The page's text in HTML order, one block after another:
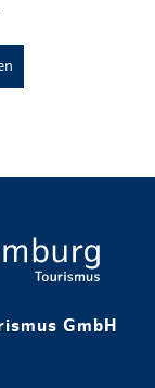
GmbH